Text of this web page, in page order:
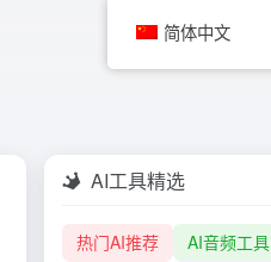
AI工具精选
热门AI推荐 AI音频工具
简体中文